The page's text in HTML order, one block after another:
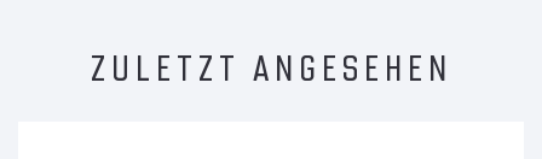
ZULETZT ANGESEHEN